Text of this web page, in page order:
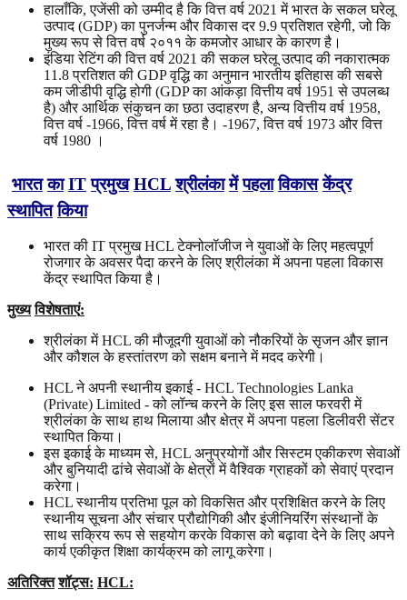
हालाँकि, एजेंसी को उम्मीद है कि वित्त वर्ष 2021 में भारत के सकल घरेलू
उत्पाद (GDP) का पुनर्जन्म और विकास दर 9.9 प्रतिशत रहेगी, जो कि
मुख्य रूप से वित्त वर्ष २०११ के कमजोर आधार के कारण है।
इंडिया रेटिंग की वित्त वर्ष 2021 की सकल घरेलू उत्पाद की नकारात्मक
11.8 प्रतिशत की GDP वृद्धि का अनुमान भारतीय इतिहास की सबसे
कम जीडीपी वृद्धि होगी (GDP का आंकड़ा वित्तीय वर्ष 1951 से उपलब्ध
है) और आर्थिक संकुचन का छठा उदाहरण है, अन्य वित्तीय वर्ष 1958,
वित्त वर्ष -1966, वित्त वर्ष में रहा है। -1967, वित्त वर्ष 1973 और वित्त
वर्ष 1980 ।
भारत का IT प्रमुख HCL श्रीलंका में पहला विकास केंद्र
स्थापित किया
भारत की IT प्रमुख HCL टेक्नोलॉजीज ने युवाओं के लिए महत्वपूर्ण
रोजगार के अवसर पैदा करने के लिए श्रीलंका में अपना पहला विकास
केंद्र स्थापित किया है।
मुख्य विशेषताएं:
श्रीलंका में HCL की मौजूदगी युवाओं को नौकरियों के सृजन और ज्ञान
और कौशल के हस्तांतरण को सक्षम बनाने में मदद करेगी।
HCL ने अपनी स्थानीय इकाई - HCL Technologies Lanka
(Private) Limited - को लॉन्च करने के लिए इस साल फरवरी में
श्रीलंका के साथ हाथ मिलाया और क्षेत्र में अपना पहला डिलीवरी सेंटर
स्थापित किया।
इस इकाई के माध्यम से, HCL अनुप्रयोगों और सिस्टम एकीकरण सेवाओं
और बुनियादी ढांचे सेवाओं के क्षेत्रों में वैश्विक ग्राहकों को सेवाएं प्रदान
करेगा।
HCL स्थानीय प्रतिभा पूल को विकसित और प्रशिक्षित करने के लिए
स्थानीय सूचना और संचार प्रौद्योगिकी और इंजीनियरिंग संस्थानों के
साथ सक्रिय रूप से सहयोग करके विकास को बढ़ावा देने के लिए अपने
कार्य एकीकृत शिक्षा कार्यक्रम को लागू करेगा।
अतिरिक्त शॉट्स: HCL: